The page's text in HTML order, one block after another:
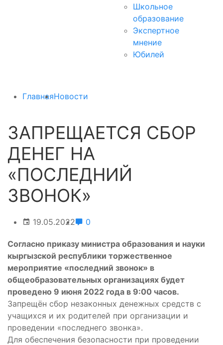
Школьное
образование
Экспертное
мнение
Юбилей
ГлавнаяНовости
ЗАПРЕЩАЕТСЯ СБОР
ДЕНЕГ НА
«ПОСЛЕДНИЙ
ЗВОНОК»
19.05.2022 0
Согласно приказу министра образования и науки
кыргызской республики торжественное
мероприятие «последний звонок» в
общеобразовательных организациях будет
проведено 9 июня 2022 года в 9:00 часов.
Запрещён сбор незаконных денежных средств с
учащихся и их родителей при организации и
проведении «последнего звонка».
Для обеспечения безопасности при проведении